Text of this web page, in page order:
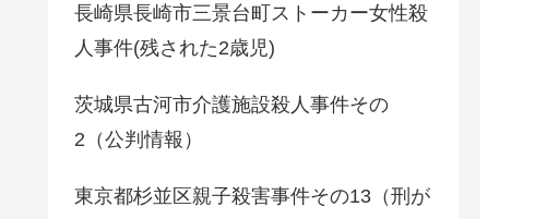
長崎県長崎市三景台町ストーカー女性殺
人事件(残された2歳児)
茨城県古河市介護施設殺人事件その
2（公判情報）
東京都杉並区親子殺害事件その13（刑が